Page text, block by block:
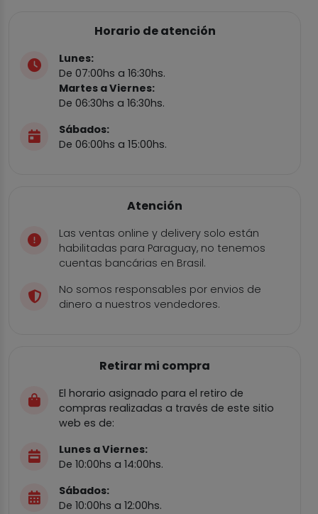
Horario de atención
Lunes:
De 07:00hs a 16:30hs.
Martes a Viernes:
De 06:30hs a 16:30hs.
Sábados:
De 06:00hs a 15:00hs.
Atención
Las ventas online y delivery solo están
habilitadas para Paraguay, no tenemos
cuentas bancárias en Brasil.
No somos responsables por envios de
dinero a nuestros vendedores.
Retirar mi compra
El horario asignado para el retiro de
compras realizadas a través de este sitio
web es de:
Lunes a Viernes:
De 10:00hs a 14:00hs.
Sábados:
De 10:00hs a 12:00hs.